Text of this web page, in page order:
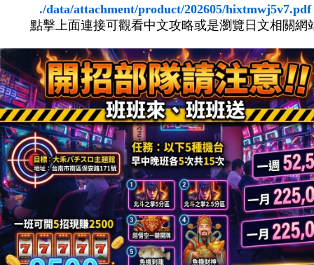
./data/attachment/product/202605/hixtmwj5v7.pdf
點擊上面連接可觀看中文攻略或是瀏覽日文相關網